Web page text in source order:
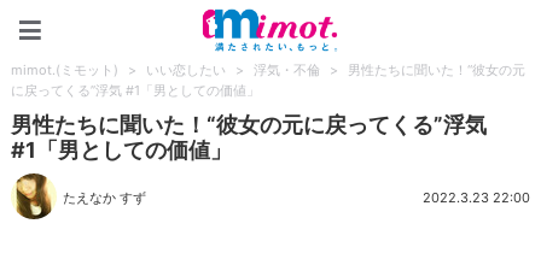
mimot.(ミモット) > いい恋したい > 浮気・不倫 >
男性たちに聞いた！“彼女の元
に戻ってくる”浮気 #1「男としての価値」
男性たちに聞いた！“彼女の元に戻ってくる”浮気
#1「男としての価値」
たえなか すず 2022.3.23 22:00